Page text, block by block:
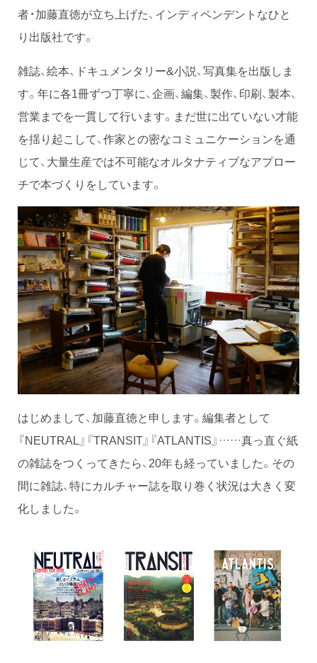
者・加藤直徳が立ち上げた、インディペンデントなひと
り出版社です。
雑誌、絵本、ドキュメンタリー&小説、写真集を出版しま
す。年に各1冊ずつ丁寧に、企画、編集、製作、印刷、製本、
営業までを一貫して行います。まだ世に出ていない才能
を揺り起こして、作家との密なコミュニケーションを通
じて、大量生産では不可能なオルタナティブなアプロー
チで本づくりをしています。
はじめまして、加藤直徳と申します。編集者として
『NEUTRAL』『TRANSIT』『ATLANTIS』……真っ直ぐ紙
の雑誌をつくってきたら、20年も経っていました。その
間に雑誌、特にカルチャー誌を取り巻く状況は大きく変
化しました。